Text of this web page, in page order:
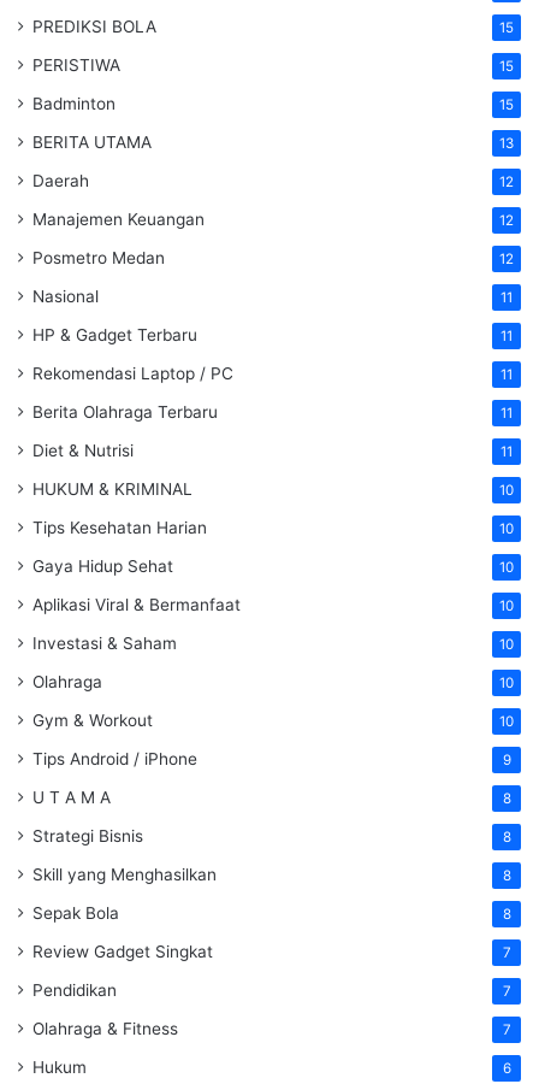
PREDIKSI BOLA 15
PERISTIWA 15
Badminton 15
BERITA UTAMA 13
Daerah 12
Manajemen Keuangan 12
Posmetro Medan 12
Nasional 11
HP & Gadget Terbaru 11
Rekomendasi Laptop / PC 11
Berita Olahraga Terbaru 11
Diet & Nutrisi 11
HUKUM & KRIMINAL 10
Tips Kesehatan Harian 10
Gaya Hidup Sehat 10
Aplikasi Viral & Bermanfaat 10
Investasi & Saham 10
Olahraga 10
Gym & Workout 10
Tips Android / iPhone 9
U T A M A 8
Strategi Bisnis 8
Skill yang Menghasilkan 8
Sepak Bola 8
Review Gadget Singkat 7
Pendidikan 7
Olahraga & Fitness 7
Hukum 6